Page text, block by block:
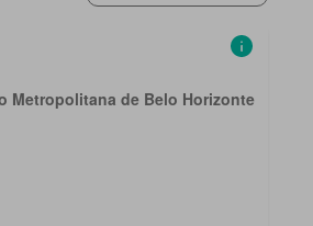
Metropolitana de Belo Horizonte